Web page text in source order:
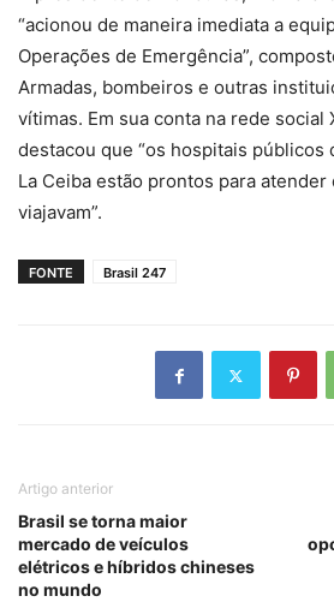
“acionou de maneira imediata a
Operações de Emergência”,
Armadas, bombeiros e outras
vítimas. Em sua conta na rede social
destacou que “os hospitais públicos
La Ceiba estão prontos para
viajavam”.
FONTE Brasil 247
Artigo anterior
Brasil se torna maior
mercado de veículos
elétricos e híbridos chineses
no mundo